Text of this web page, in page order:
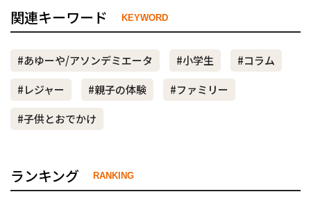
関連キーワード KEYWORD
#あゆーや/アソンデミエータ #小学生
#コラム
#レジャー
#親子の体験
#ファミリー
#子供とおでかけ
ランキング RANKING